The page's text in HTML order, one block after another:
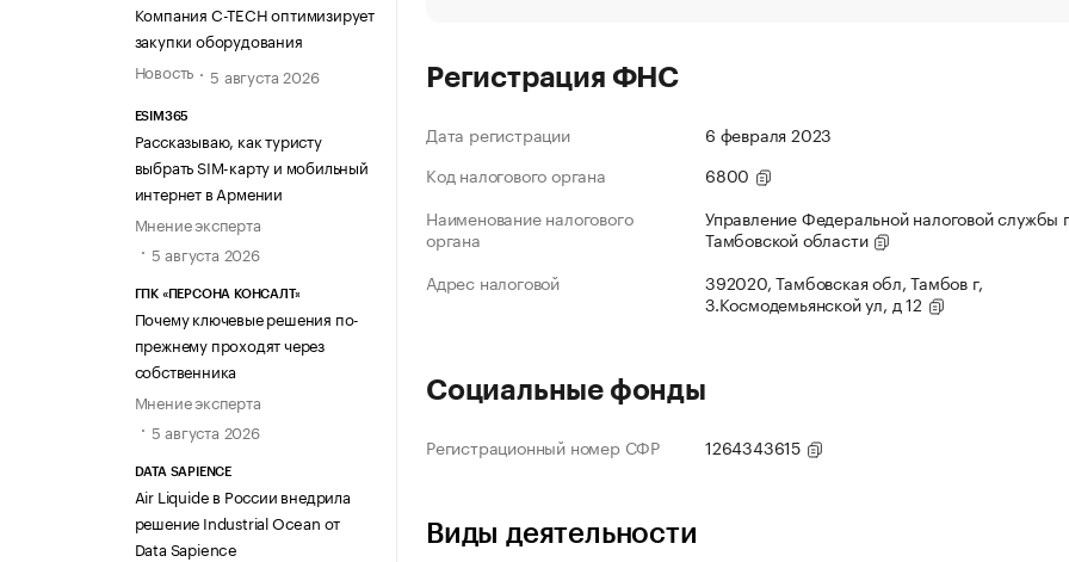
Компания C-TECH оптимизирует
закупки оборудования
Новость
5 августа 2026
ESIM365
Рассказываю, как туристу
выбрать SIM-карту и мобильный
интернет в Армении
Мнение эксперта
5 августа 2026
ГПК «ПЕРСОНА КОНСАЛТ»
Почему ключевые решения по-
прежнему проходят через
собственника
Мнение эксперта
5 августа 2026
DATA SAPIENCE
Air Liquide в России внедрила
решение Industrial Ocean от
Data Sapience
Регистрация ФНС
Дата регистрации
6 февраля 2023
Код налогового органа
6800
Наименование налогового
органа
Управление Федеральной налоговой службы
Тамбовской области
Адрес налоговой
392020, Тамбовская обл, Тамбов г,
З.Космодемьянской ул, д 12
Социальные фонды
Регистрационный номер СФР 1264343615
Виды деятельности